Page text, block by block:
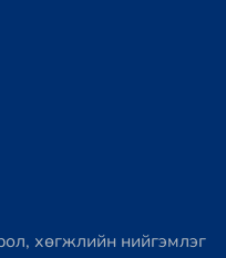
хөгжлийн нийгэмлэг